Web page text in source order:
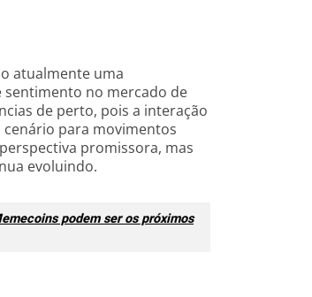
atualmente uma
sentimento no mercado de
de perto, pois a interação
para movimentos
promissora, mas
evoluindo.
podem ser os próximos